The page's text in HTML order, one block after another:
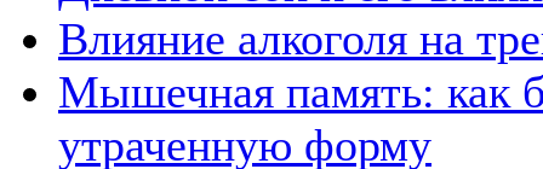
Влияние алкоголя на
Мышечная память: как
утраченную форму